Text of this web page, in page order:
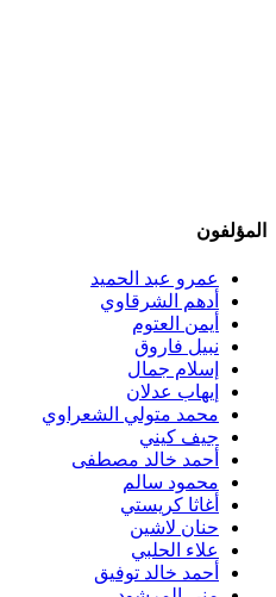
المؤلفون
عمرو عبد الحميد
أدهم الشرقاوي
أيمن العتوم
نبيل فاروق
إسلام جمال
إيهاب عدلان
محمد متولي الشعراوي
جيف كيني
أحمد خالد مصطفى
محمود سالم
أغاثا كريستي
حنان لاشين
علاء الحلبي
أحمد خالد توفيق